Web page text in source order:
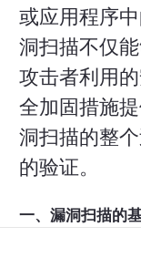
或应用程序
洞扫描不仅
攻击者利用
全加固措施
洞扫描的整
的验证。
一、漏洞扫描的
漏洞扫描是